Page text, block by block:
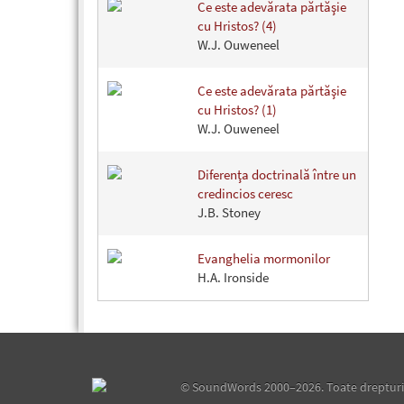
Ce este adevărata părtăşie
cu Hristos? (4)
W.J. Ouweneel
Ce este adevărata părtăşie
cu Hristos? (1)
W.J. Ouweneel
Diferenţa doctrinală între un
credincios ceresc
J.B. Stoney
Evanghelia mormonilor
H.A. Ironside
©SoundWords2000–2026. Toate